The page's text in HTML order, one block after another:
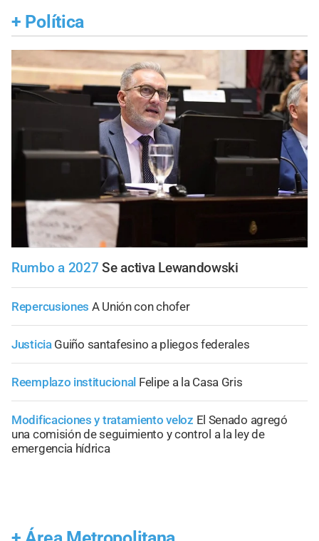
+ Política
Rumbo a 2027 Se activa Lewandowski
Repercusiones A Unión con chofer
Justicia Guiño santafesino a pliegos federales
Reemplazo institucional Felipe a la Casa Gris
Modificaciones y tratamiento veloz El Senado agregó
una comisión de seguimiento y control a la ley de
emergencia hídrica